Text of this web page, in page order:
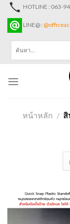
Skip
content
HOTLINE : 063-
LINE@ :
หน้าหลัก / สิ